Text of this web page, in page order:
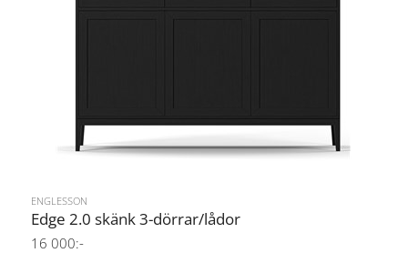
ENGLESSON
Edge 2.0 skänk 3-dörrar/lådor
16 000:-